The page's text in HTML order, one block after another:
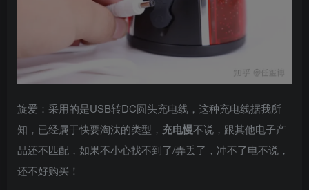
旋爱：采用的是USB转DC圆头充电线，这种充电线据我所
知，已经属于快要淘汰的类型， 充电慢不说，跟其他电子产
品还不匹配，如果不小心找不到了/弄丢了，冲不了电不说，
还不好购买！